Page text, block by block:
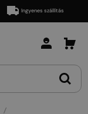
Ingyenes szállítás